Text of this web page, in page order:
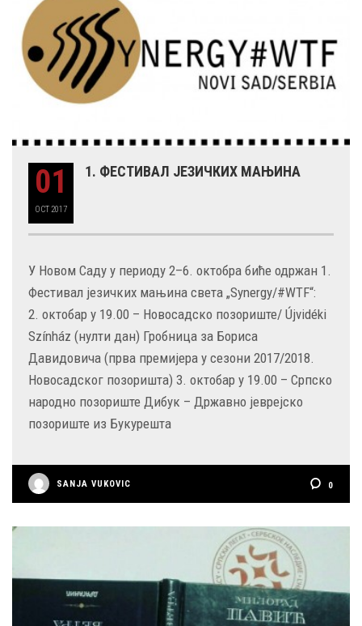
01
OCT 2017
1. ФЕСТИВАЛ ЈЕЗИЧКИХ МАЊИНА
У Новом Саду у периоду 2–6. октобра биће одржан 1.
Фестивал језичких мањина света „Synergy/#WTF“:
2. октобар у 19.00 – Новосадско позориште/ Újvidéki
Színház (нулти дан) Гробница за Бориса
Давидовича (прва премијера у сезони 2017/2018.
Новосадског позоришта) 3. октобар у 19.00 – Српско
народно позориште Дибук – Државно јеврејско
позориште из Букурешта
SANJA VUKOVIC 0